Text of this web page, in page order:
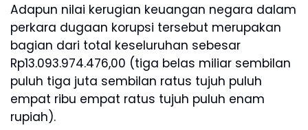
Adapun nilai kerugian keuangan negara dalam
perkara dugaan korupsi tersebut merupakan
bagian dari total keseluruhan sebesar
Rp13.093.974.476,00 (tiga belas miliar sembilan
puluh tiga juta sembilan ratus tujuh puluh
empat ribu empat ratus tujuh puluh enam
rupiah).